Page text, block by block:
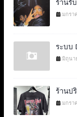
ร้านรั
มกรา
ระบบ
มิถุนา
ร้านป
มกรา